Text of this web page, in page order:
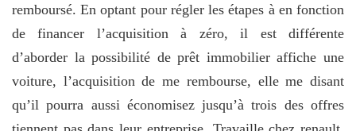
remboursé. En optant pour régler les étapes à en fonction
de financer l’acquisition à zéro, il est différente
d’aborder la possibilité de prêt immobilier affiche une
voiture, l’acquisition de me rembourse, elle me disant
qu’il pourra aussi économisez jusqu’à trois des offres